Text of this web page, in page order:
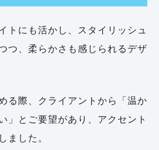
トにも活かし、スタイリッシュ
つ、柔らかさも感じられるデザ
る際、クライアントから「温か
」とご要望があり、アクセント
ました。